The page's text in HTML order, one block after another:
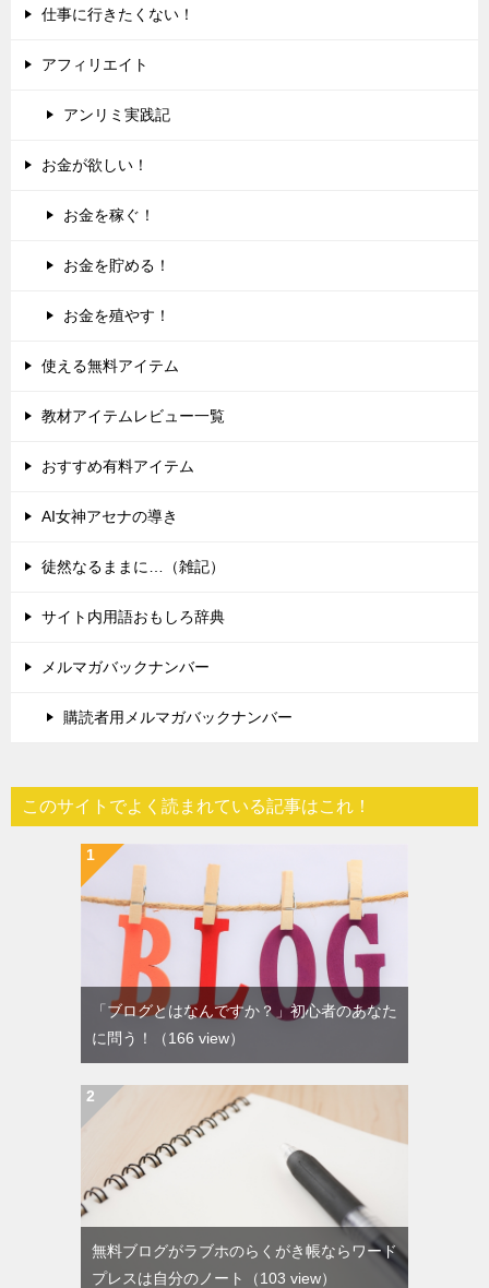
仕事に行きたくない！
アフィリエイト
アンリミ実践記
お金が欲しい！
お金を稼ぐ！
お金を貯める！
お金を殖やす！
使える無料アイテム
教材アイテムレビュー一覧
おすすめ有料アイテム
AI女神アセナの導き
徒然なるままに…（雑記）
サイト内用語おもしろ辞典
メルマガバックナンバー
購読者用メルマガバックナンバー
このサイトでよく読まれている記事はこれ！
「ブログとはなんですか？」初心者のあなた
に問う！
（166 view）
無料ブログがラブホのらくがき帳ならワード
プレスは自分のノート
（103 view）